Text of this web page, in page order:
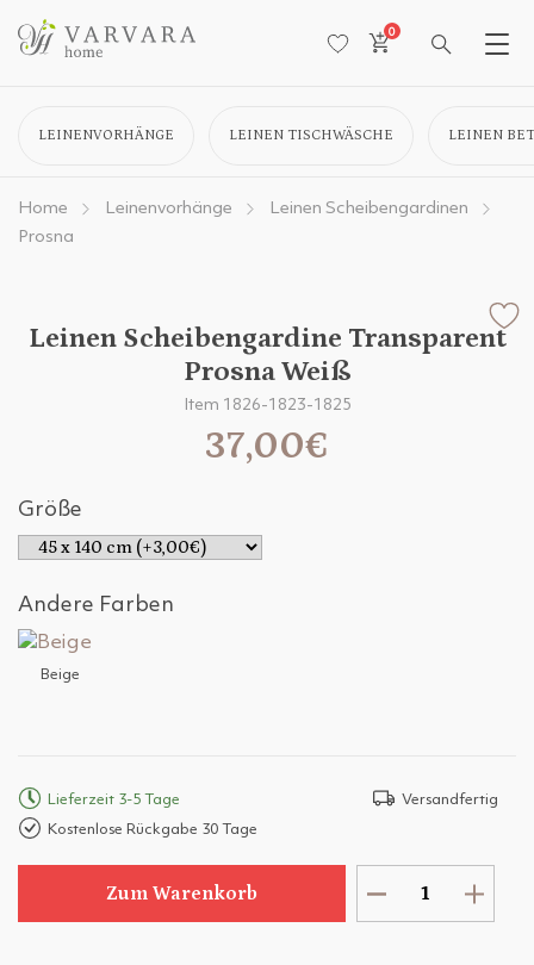
0
LEINENVORHÄNGE LEINEN TISCHWÄSCHE LEINEN
Home Leinenvorhänge
Leinen Scheibengardinen
Prosna
Leinen Scheibengardine Transparent
Prosna Weiß
Item 1826-1823-1825
37,00€
Größe
Andere Farben
Beige
Lieferzeit 3-5 Tage
Versandfertig
Kostenlose Rückgabe 30 Tage
Zum Warenkorb